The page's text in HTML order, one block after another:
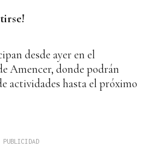
desde ayer en el
Amencer, donde podrán
actividades hasta el próximo